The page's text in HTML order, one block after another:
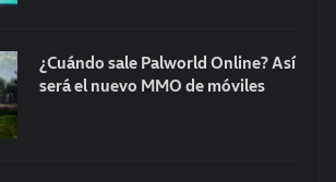
¿Cuándo sale Palworld Online? Así
será el nuevo MMO de móviles